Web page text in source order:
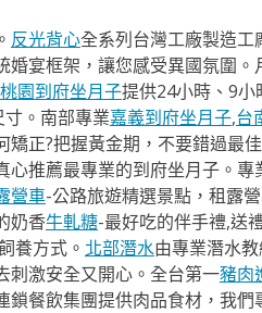
反光背心全系列台灣工廠製造
婚宴框架，讓您感受異國氛圍。
桃園到府坐月子提供24小時、9
。南部專業嘉義到府坐月子,台
矯正?把握黃金期，不要錯過最
心推薦最專業的到府坐月子。專
營車-公路旅遊精選景點，租露
奶香牛軋糖-最好吃的伴手禮,送
養方式。 北部潛水由專業潛水
刺激安全又開心。全台第一豬肉
鎖餐飲集團提供肉品食材，我